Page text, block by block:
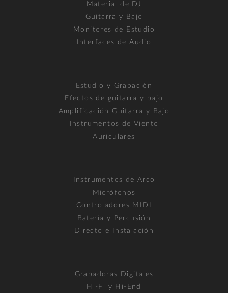
Material de DJ
Guitarra y Bajo
Monitores de Estudio
Interfaces de Audio
Estudio y Grabación
Efectos de guitarra y bajo
Amplificación Guitarra y Bajo
Instrumentos de Viento
Auriculares
Instrumentos de Arco
Micrófonos
Controladores MIDI
Batería y Percusión
Directo e Instalación
Grabadoras Digitales
Hi-Fi y Hi-End